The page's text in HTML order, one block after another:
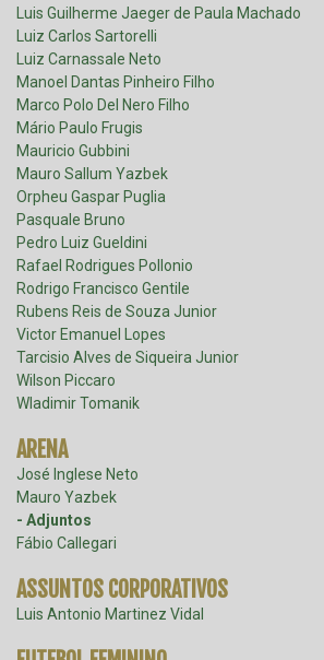
Luis Guilherme Jaeger de Paula Machado
Luiz Carlos Sartorelli
Luiz Carnassale Neto
Manoel Dantas Pinheiro Filho
Marco Polo Del Nero Filho
Mário Paulo Frugis
Mauricio Gubbini
Mauro Sallum Yazbek
Orpheu Gaspar Puglia
Pasquale Bruno
Pedro Luiz Gueldini
Rafael Rodrigues Pollonio
Rodrigo Francisco Gentile
Rubens Reis de Souza Junior
Victor Emanuel Lopes
Tarcisio Alves de Siqueira Junior
Wilson Piccaro
Wladimir Tomanik
ARENA
José Inglese Neto
Mauro Yazbek
- Adjuntos
Fábio Callegari
ASSUNTOS CORPORATIVOS
Luis Antonio Martinez Vidal